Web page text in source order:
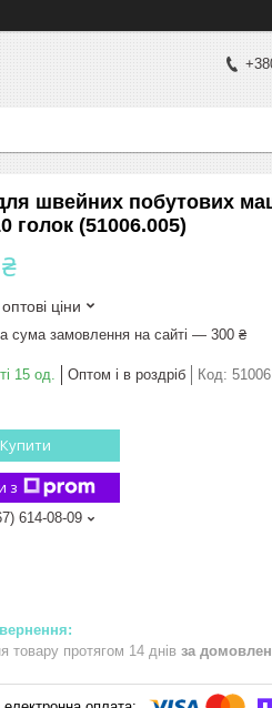
швейних побутових
голок (51006.005)
ціни
сума замовлення на сайті — 300 ₴
15 од. Оптом і в роздріб Код:
Купити
з
614-08-09
товару протягом 14 днів за